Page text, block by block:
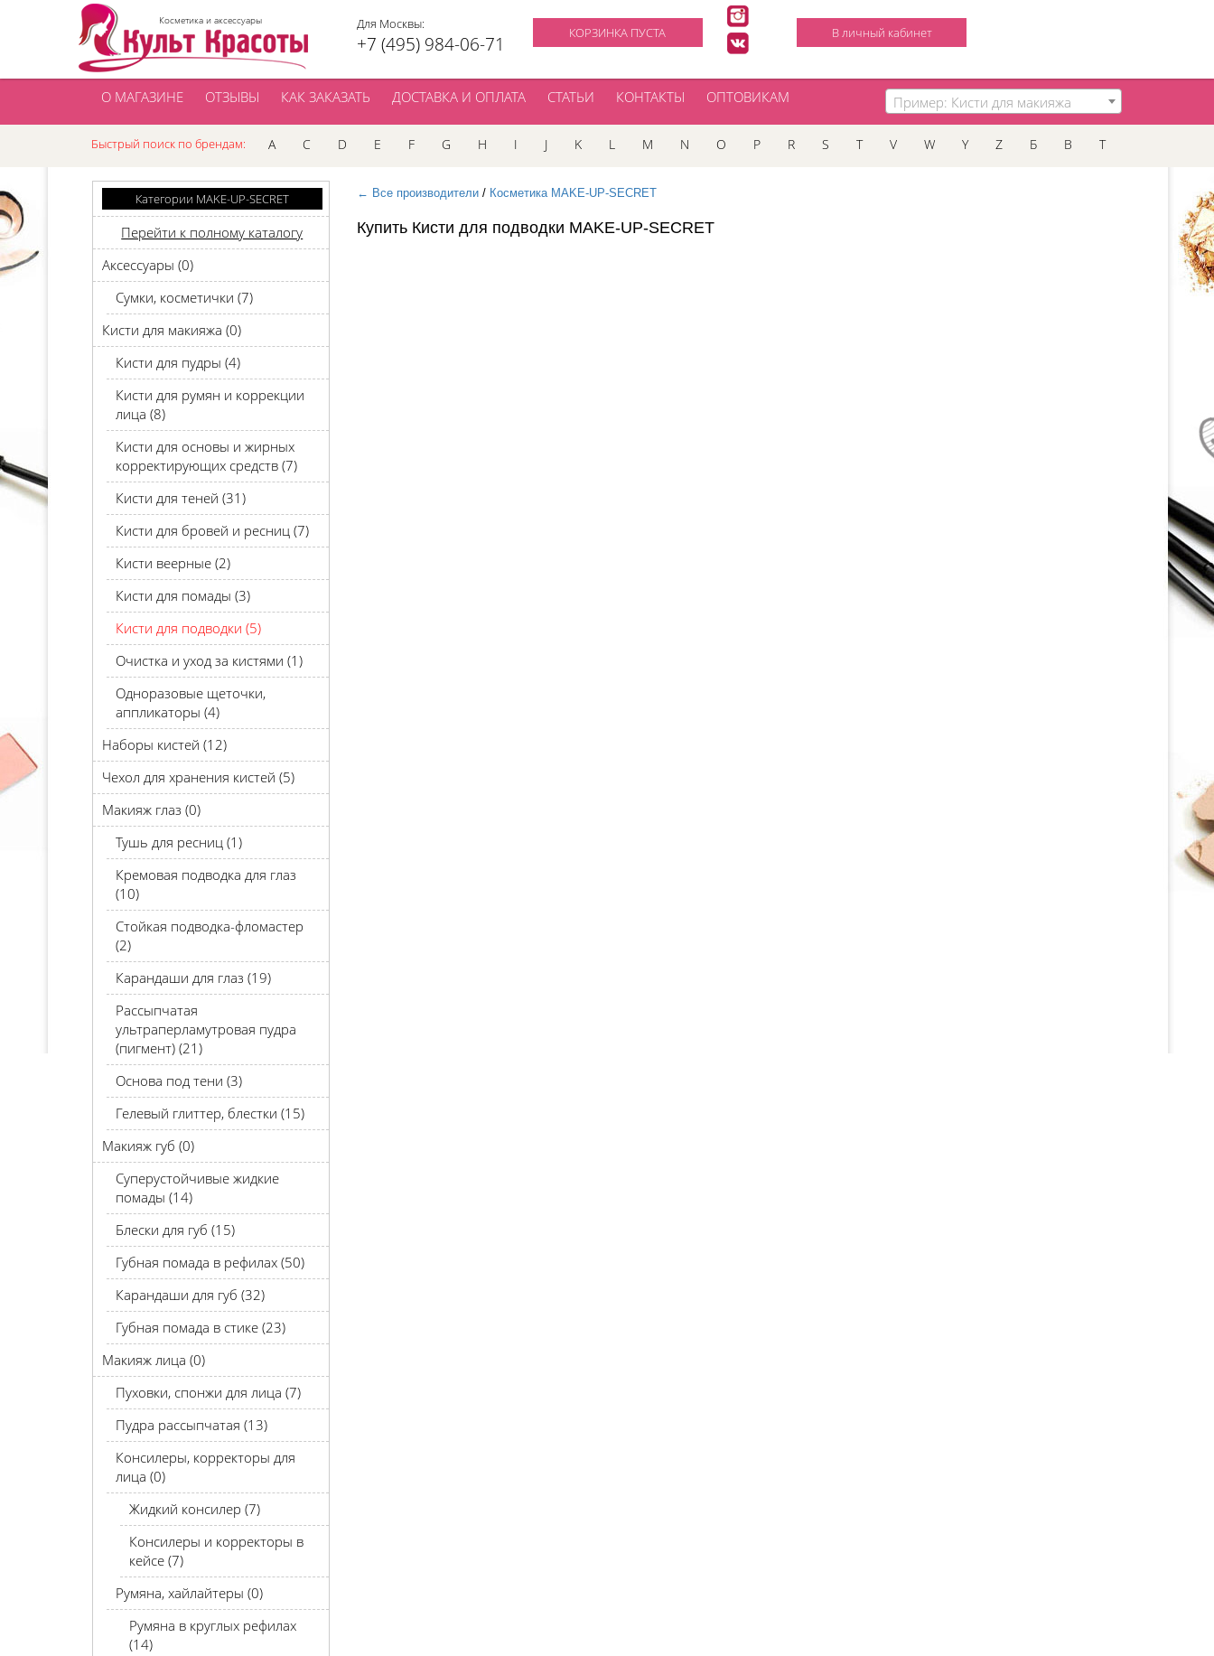
Косметика и аксессуары Для Москвы:
+7 (495) 984-06-71
КОРЗИНКА ПУСТА В личный кабинет
О МАГАЗИНЕ ОТЗЫВЫ КАК ЗАКАЗАТЬ ДОСТАВКА И ОПЛАТА СТАТЬИ КОНТАКТЫ ОПТОВИКАМ Пример: Кисти для макияжа
Быстрый поиск по брендам: A C D E F G H I J K L M N O P R S T V W Y Z Б В Т
Категории MAKE-UP-SECRET
Перейти к полному каталогу
Аксессуары (0)
Сумки, косметички (7)
Кисти для макияжа (0)
Кисти для пудры (4)
Кисти для румян и коррекции
лица (8)
Кисти для основы и жирных
корректирующих средств (7)
Кисти для теней (31)
Кисти для бровей и ресниц (7)
Кисти веерные (2)
Кисти для помады (3)
Кисти для подводки (5)
Очистка и уход за кистями (1)
Одноразовые щеточки,
аппликаторы (4)
Наборы кистей (12)
Чехол для хранения кистей (5)
Макияж глаз (0)
Тушь для ресниц (1)
Кремовая подводка для глаз
(10)
Стойкая подводка-фломастер
(2)
Карандаши для глаз (19)
Рассыпчатая
ультраперламутровая пудра
(пигмент) (21)
Основа под тени (3)
Гелевый глиттер, блестки (15)
Макияж губ (0)
Суперустойчивые жидкие
помады (14)
Блески для губ (15)
Губная помада в рефилах (50)
Карандаши для губ (32)
Губная помада в стике (23)
Макияж лица (0)
Пуховки, спонжи для лица (7)
Пудра рассыпчатая (13)
Консилеры, корректоры для
лица (0)
Жидкий консилер (7)
Консилеры и корректоры в
кейсе (7)
Румяна, хайлайтеры (0)
Румяна в круглых рефилах
(14)
← Все производители/ Косметика MAKE-UP-SECRET
Купить Кисти для подводки MAKE-UP-SECRET